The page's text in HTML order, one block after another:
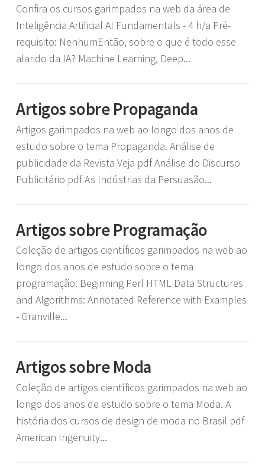
Confira os cursos garimpados na web da área de
Inteligência Artificial AI Fundamentals - 4 h/a Pré-
requisito: NenhumEntão, sobre o que é todo esse
alarido da IA? Machine Learning, Deep...
Artigos sobre Propaganda
Artigos garimpados na web ao longo dos anos de
estudo sobre o tema Propaganda. Análise de
publicidade da Revista Veja pdf Análise do Discurso
Publicitário pdf As Indústrias da Persuasão...
Artigos sobre Programação
Coleção de artigos científicos garimpados na web ao
longo dos anos de estudo sobre o tema
programação. Beginning Perl HTML Data Structures
and Algorithms: Annotated Reference with Examples
- Granville...
Artigos sobre Moda
Coleção de artigos científicos garimpados na web ao
longo dos anos de estudo sobre o tema Moda. A
história dos cursos de design de moda no Brasil pdf
American Ingenuity...